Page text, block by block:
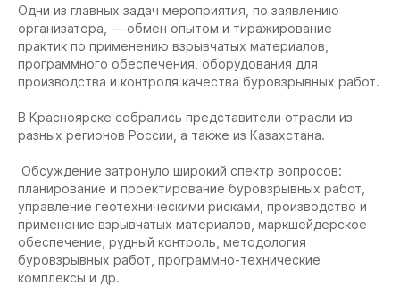
Одни из главных задач мероприятия, по заявлению
организатора, — обмен опытом и тиражирование
практик по применению взрывчатых материалов,
программного обеспечения, оборудования для
производства и контроля качества буровзрывных работ.
В Красноярске собрались представители отрасли из
разных регионов России, а также из Казахстана.
Обсуждение затронуло широкий спектр вопросов:
планирование и проектирование буровзрывных работ,
управление геотехническими рисками, производство и
применение взрывчатых материалов, маркшейдерское
обеспечение, рудный контроль, методология
буровзрывных работ, программно-технические
комплексы и др.